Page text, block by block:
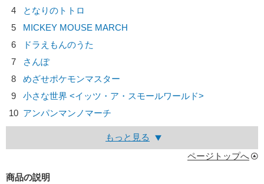
4
となりのトトロ
5
MICKEY MOUSE MARCH
6
ドラえもんのうた
7
さんぽ
8
めざせポケモンマスター
9
小さな世界 <イッツ・ア・スモールワールド>
10 アンパンマンノマーチ
もっと見る
ページトップへ
商品の説明